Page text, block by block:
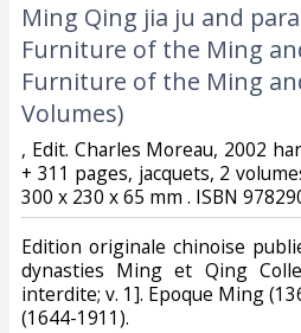
‎Ming Qing jia ju and
Furniture of the Ming
Furniture of the Ming
Volumes) ‎
‎, Edit. Charles Moreau, 2002
+ 311 pages, jacquets, 2
300 x 230 x 65 mm . ISBN
‎Edition originale chinoise
dynasties Ming et Qing
interdite; v. 1]. Epoque Ming
(1644-1911).‎